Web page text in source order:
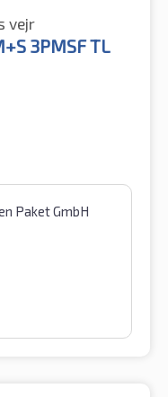
vejr
3PMSF TL
Paket GmbH